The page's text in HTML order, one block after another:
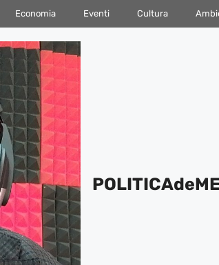
Economia Eventi Cultura